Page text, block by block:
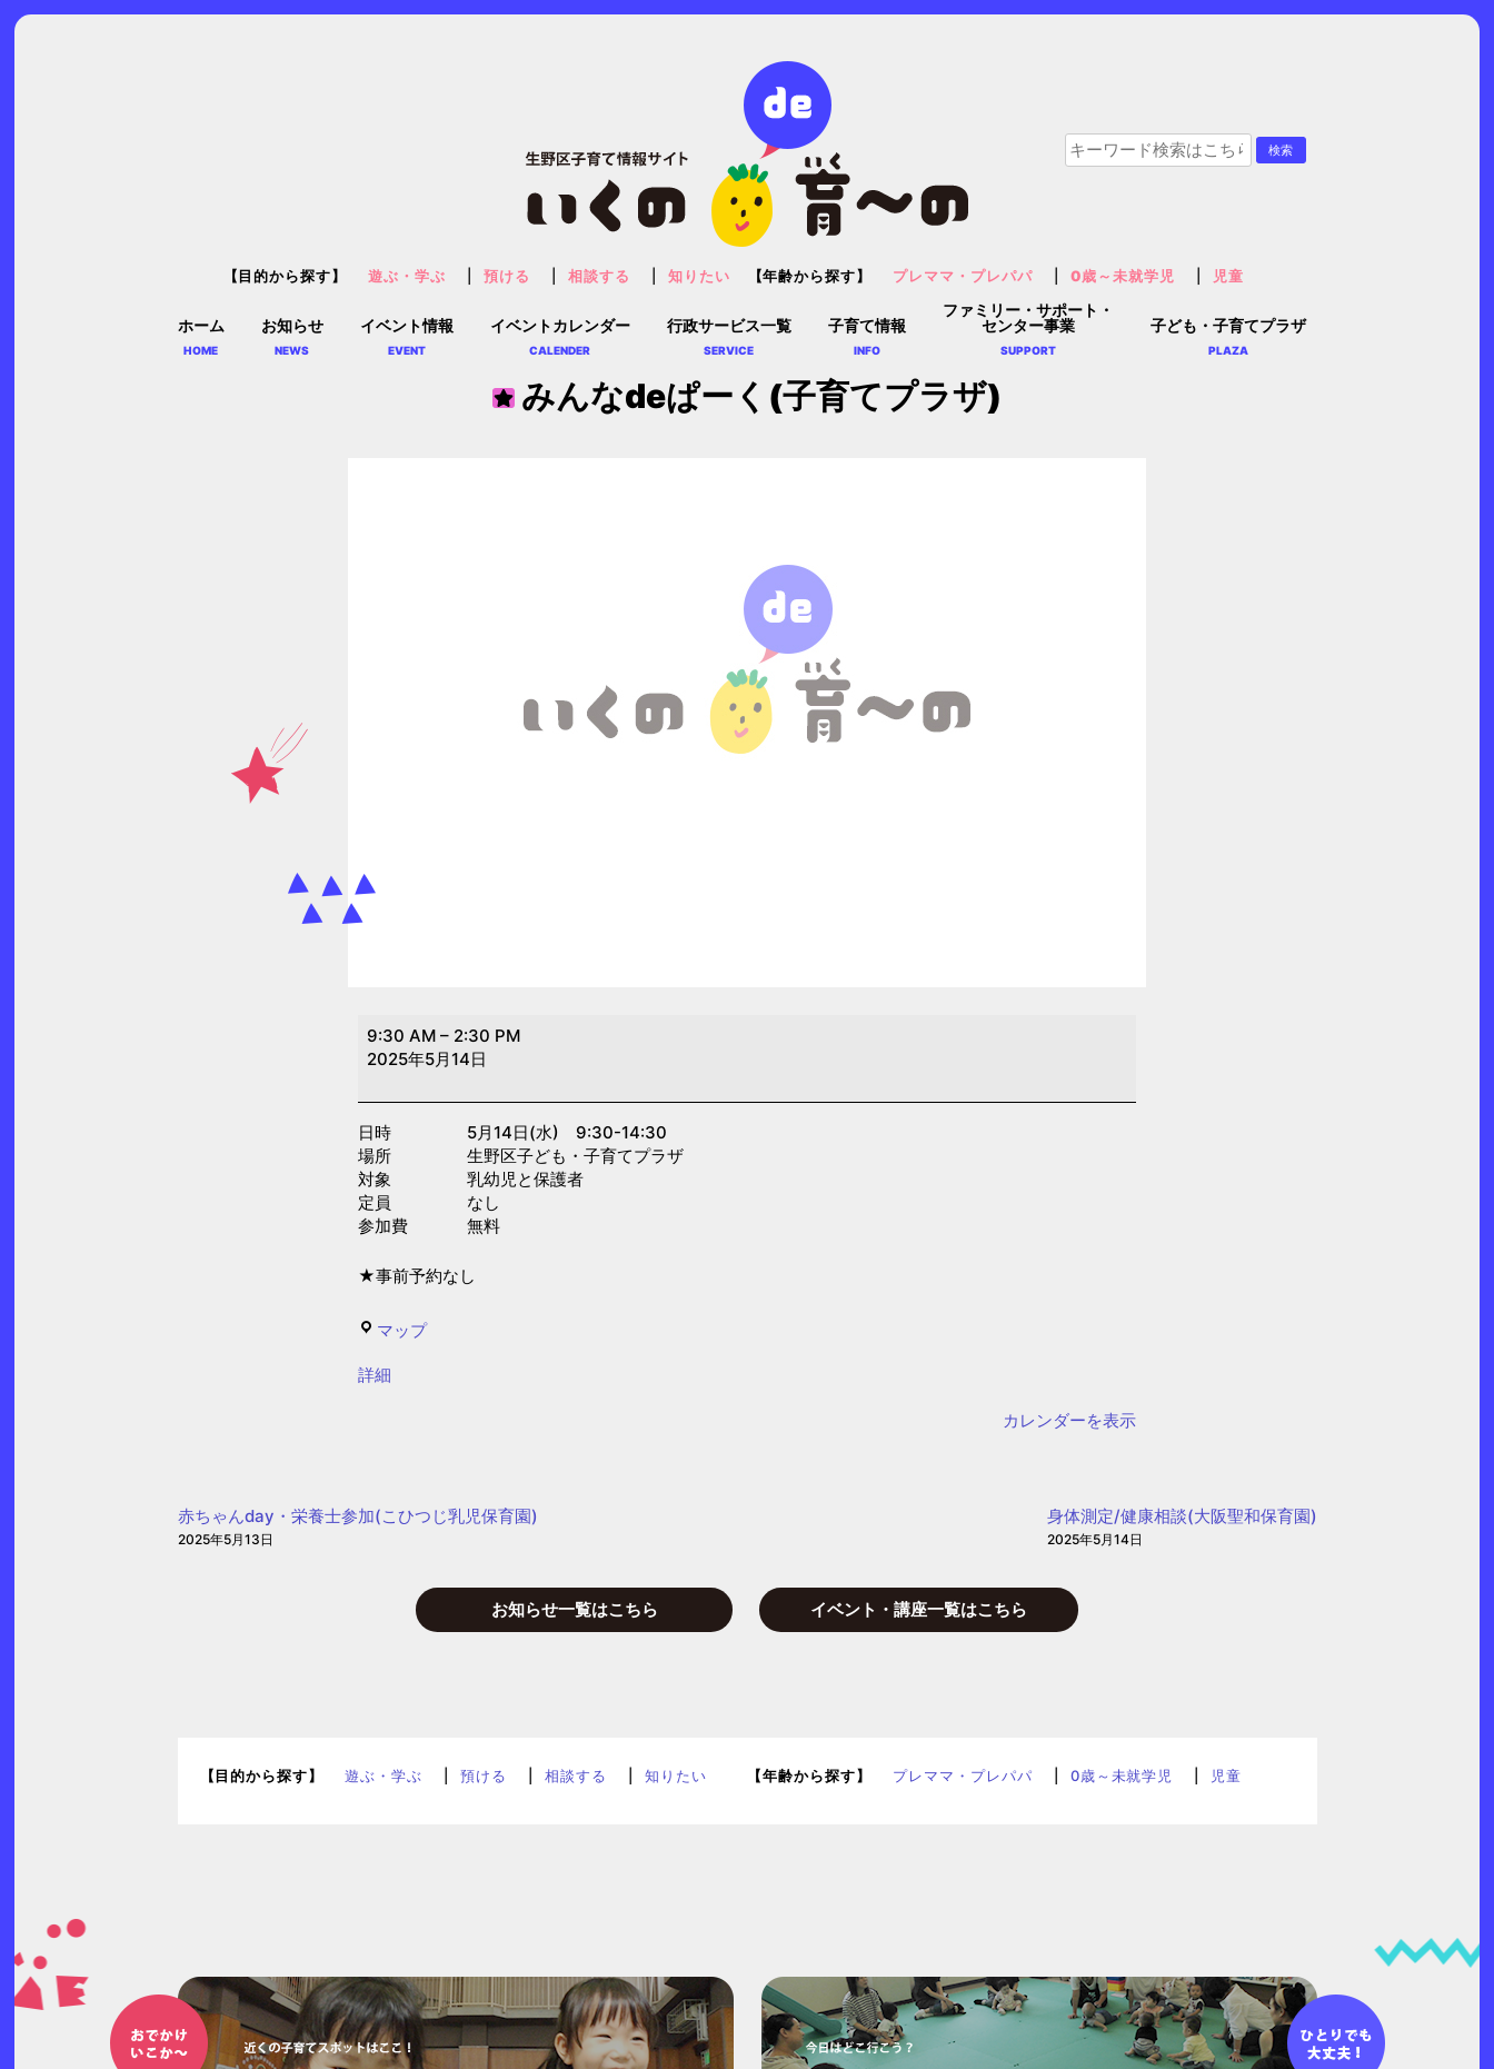
ホーム
HOME
お知らせ
NEWS
イベント情報
EVENT
イベントカレンダー
CALENDER
行政サービス一覧
SERVICE
子育て情報
INFO
ファミリー・サポート・
センター事業
SUPPORT
子ども・子育てプラザ
PLAZA
【目的から探す】 遊ぶ・学ぶ 預ける 相談する 知りたい 【年齢から探す】 プレママ・プレパパ 0歳～未就学児 児童
みんなdeぱーく(子育てプラザ)
み
ん
ぱ
ー
く
(子
て
プ
ザ)
9:30 AM – 2:30 PM
2025年5月14日
日時 5月14日(水) 9:30-14:30
場所 生野区子ども・子育てプラザ
対象 乳幼児と保護者
定員 なし
参加費 無料
★事前予約なし
マップ生
育
プ
{title}
詳細
カレンダーを表示
赤ちゃんday・栄養士参加(こひつじ乳児保育園)
2025年5月13日
身体測定/健康相談(大阪聖和保育園)
2025年5月14日
お知らせ一覧はこちら イベント・講座一覧はこちら
【目的から探す】 遊ぶ・学ぶ 預ける 相談する 知りたい 【年齢から探す】 プレママ・プレパパ 0歳～未就学児 児童